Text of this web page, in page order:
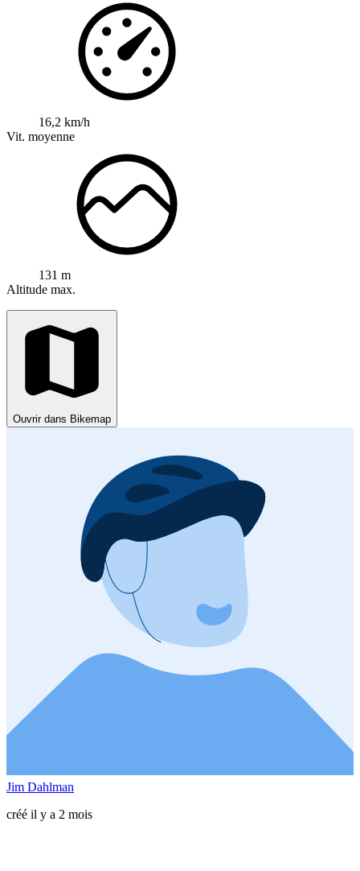
16,2 km/h
Vit. moyenne
131 m
Altitude max.
Ouvrir dans Bikemap
Jim Dahlman
créé il y a 2 mois